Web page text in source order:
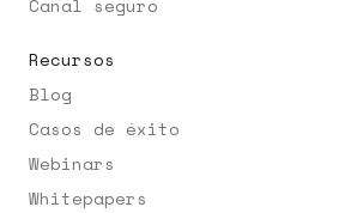
Canal seguro
Recursos
Blog
Casos de éxito
Webinars
Whitepapers